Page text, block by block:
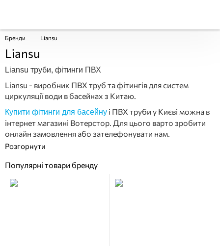
Бренди Liansu
Liansu
Liansu труби, фітинги ПВХ
Liansu - виробник ПВХ труб та фітингів для систем
циркуляції води в басейнах з Китаю.
Купити фітинги для басейну і ПВХ труби у Києві можна в
інтернет магазині Вотерстор. Для цього варто зробити
онлайн замовлення або зателефонувати нам.
Популярні товари бренду